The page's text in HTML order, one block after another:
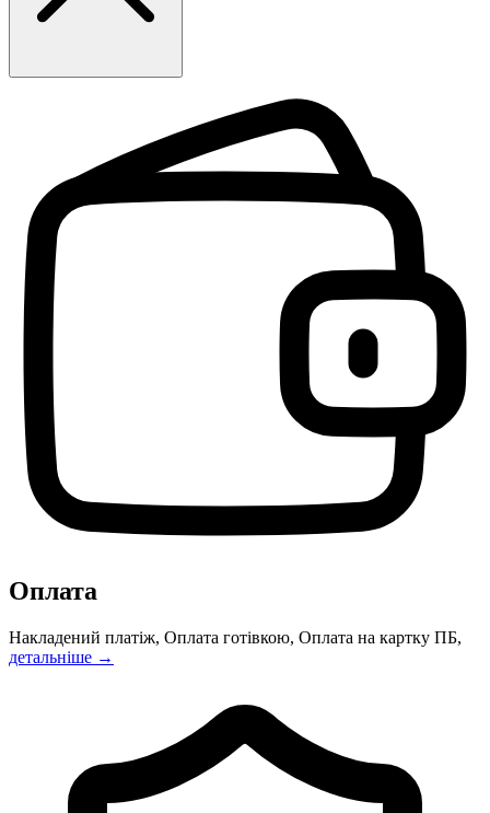
Оплата
Накладений платіж, Оплата готівкою, Оплата на картку ПБ,
детальніше →